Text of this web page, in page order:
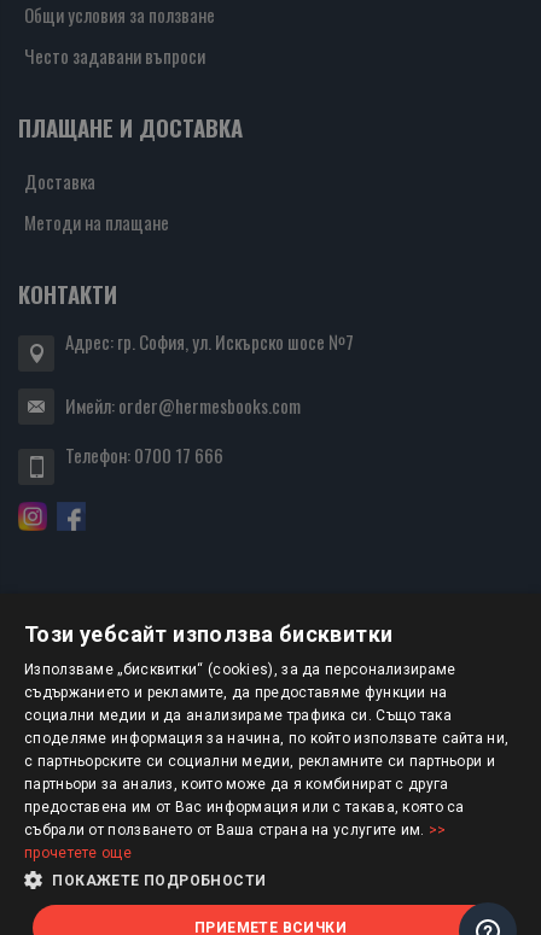
Общи условия за ползване
Често задавани въпроси
ПЛАЩАНЕ И ДОСТАВКА
Доставка
Методи на плащане
КОНТАКТИ
Адрес: гр. София, ул. Искърско шосе №7
Имейл:order@hermesbooks.com
Телефон:0700 17 666
БЮЛЕТИН
АБОНИРАНЕ
Авторско право © 2025 HERMESBOOKS.BG
1 EUR = 1.95583 BGN
Този уебсайт използва бисквитки
Използваме „бисквитки“ (cookies), за да персонализираме
съдържанието и рекламите, да предоставяме функции на
социални медии и да анализираме трафика си. Също така
споделяме информация за начина, по който използвате сайта ни,
с партньорските си социални медии, рекламните си партньори и
партньори за анализ, които може да я комбинират с друга
предоставена им от Вас информация или с такава, която са
събрали от ползването от Ваша страна на услугите им. >>
прочетете още
ПОКАЖЕТЕ ПОДРОБНОСТИ
ПРИЕМЕТЕ ВСИЧКИ